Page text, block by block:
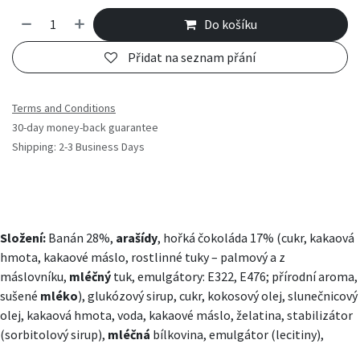
Do košíku
Přidat na seznam přání
Terms and Conditions
30-day money-back guarantee
Shipping: 2-3 Business Days
Složení: Banán 28%, arašídy, hořká čokoláda 17% (cukr, kakaová
hmota, kakaové máslo, rostlinné tuky – palmový a z
máslovníku, mléčný tuk, emulgátory: E322, E476; přírodní aroma,
sušené mléko), glukózový sirup, cukr, kokosový olej, slunečnicový
olej, kakaová hmota, voda, kakaové máslo, želatina, stabilizátor
(sorbitolový sirup), mléčná bílkovina, emulgátor (lecitiny),